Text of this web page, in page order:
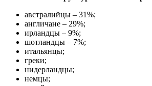
австралийцы – 31%;
англичане – 29%;
ирландцы – 9%;
шотландцы – 7%;
итальянцы;
греки;
нидерландцы;
немцы;